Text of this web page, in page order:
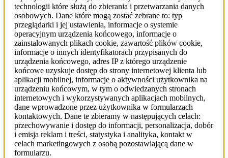
technologii które służą do zbierania i przetwarzania danych
osobowych. Dane które mogą zostać zebrane to: typ
przeglądarki i jej ustawienia, informacje o systemie
operacyjnym urządzenia końcowego, informacje o
zainstalowanych plikach cookie, zawartość plików cookie,
informacje o innych identyfikatorach przypisanych do
urządzenia końcowego, adres IP z którego urządzenie
końcowe uzyskuje dostęp do strony internetowej klienta lub
aplikacji mobilnej, informacje o aktywności użytkownika na
urządzeniu końcowym, w tym o odwiedzanych stronach
internetowych i wykorzystywanych aplikacjach mobilnych,
dane wprowadzone przez użytkownika w formularzach
kontaktowych. Dane te zbieramy w następujących celach:
przechowywanie i dostęp do informacji, personalizacja, dobór
i emisja reklam i treści, statystyka i analityka, kontakt w
celach marketingowych z osobą pozostawiającą dane w
formularzu.